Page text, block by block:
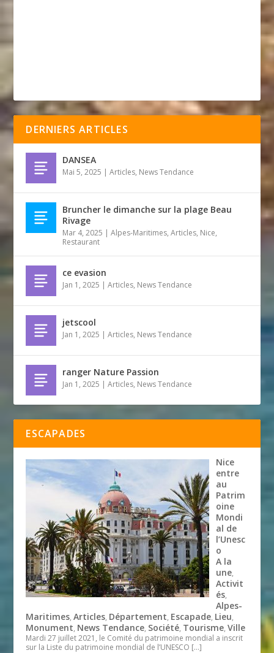
DERNIERS ARTICLES
DANSEA
Mai 5, 2025 |Articles, News Tendance
Bruncher le dimanche sur la plage Beau
Rivage
Mar 4, 2025 |Alpes-Maritimes,Articles, Nice,
Restaurant
ce evasion
Jan 1, 2025 |Articles, News Tendance
jetscool
Jan 1, 2025 |Articles, News Tendance
ranger Nature Passion
Jan 1, 2025 |Articles, News Tendance
ESCAPADES
Nice
entre
au
Patrim
oine
Mondi
al de
l’Unesc
o
A la
une,
Activit
és,
Alpes-
Maritimes,Articles, Département, Escapade, Lieu,
Monument, News Tendance, Société, Tourisme,Ville
Mardi 27 juillet 2021, le Comité du patrimoine mondial a inscrit
sur la Liste du patrimoine mondial de l’UNESCO […]